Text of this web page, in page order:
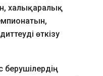
халықаралық
өткізу